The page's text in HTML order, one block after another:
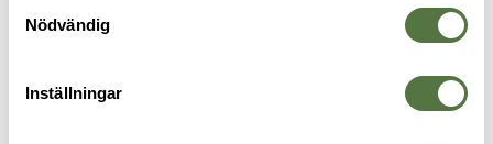
Nödvändig
Inställningar
OM VARUMÄRKET